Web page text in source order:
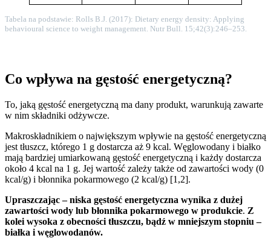
Tabela na podstawie: Rolls B.J. (2017): Dietary energy density: Applying
behavioural science to weight management. Nutr Bull. 15;42(3):246–253.
Co wpływa na gęstość energetyczną?
To, jaką gęstość energetyczną ma dany produkt, warunkują zawarte
w nim składniki odżywcze.
Makroskładnikiem o największym wpływie na gęstość energetyczną
jest tłuszcz, którego 1 g dostarcza aż 9 kcal. Węglowodany i białko
mają bardziej umiarkowaną gęstość energetyczną i każdy dostarcza
około 4 kcal na 1 g. Jej wartość zależy także od zawartości wody (0
kcal/g) i błonnika pokarmowego (2 kcal/g) [1,2].
Upraszczając – niska gęstość energetyczna wynika z dużej
zawartości wody lub błonnika pokarmowego w produkcie. Z
kolei wysoka z obecności tłuszczu, bądź w mniejszym stopniu –
białka i węglowodanów.